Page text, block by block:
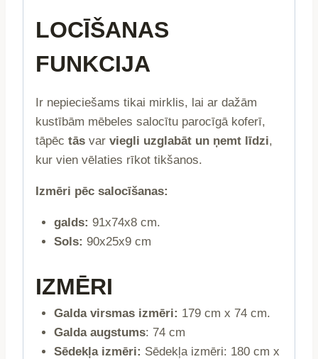
LOCĪŠANAS
FUNKCIJA
Ir nepieciešams tikai mirklis, lai ar dažām
kustībām mēbeles salocītu parocīgā koferī,
tāpēc tās var viegli uzglabāt un ņemt līdzi,
kur vien vēlaties rīkot tikšanos.
Izmēri pēc salocīšanas:
galds: 91x74x8 cm.
Sols: 90x25x9 cm
IZMĒRI
Galda virsmas izmēri: 179 cm x 74 cm.
Galda augstums: 74 cm
Sēdekļa izmēri: Sēdekļa izmēri: 180 cm x